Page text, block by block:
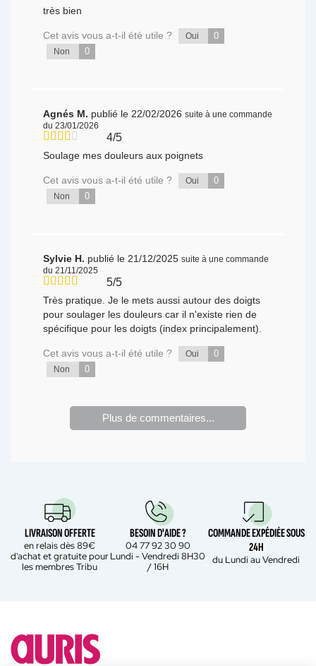
très bien
Cet avis vous a-t-il été utile ? Oui 0
Non 0
Agnés M. publié le 22/02/2026 suite à une commande
du 23/01/2026
4/5
Soulage mes douleurs aux poignets
Cet avis vous a-t-il été utile ? Oui 0
Non 0
Sylvie H. publié le 21/12/2025 suite à une commande
du 21/11/2025
5/5
Très pratique. Je le mets aussi autour des doigts
pour soulager les douleurs car il n'existe rien de
spécifique pour les doigts (index principalement).
Cet avis vous a-t-il été utile ? Oui 0
Non 0
Plus de commentaires...
LIVRAISON OFFERTE
en relais dès 89€
d'achat et gratuite pour
les membres Tribu
BESOIN D'AIDE ?
04 77 92 30 90
Lundi - Vendredi 8H30
/ 16H
COMMANDE EXPÉDIÉE SOUS
24H
du Lundi au Vendredi